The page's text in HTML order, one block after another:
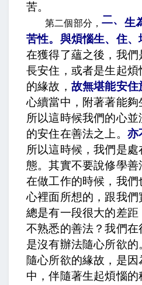
苦。
第二個部分，二、 生
苦性。與煩惱生、住、
在獲得了蘊之後，我
長安住，或者是生起
的緣故， 故無堪能安住
心續當中，附著著能夠
所以這時候我們的心
的安住在善法之上。 亦
所以這時候，我們是
態。其實不要說修學善
在做工作的時候，我們
心裡面所想的，跟我們
總是有一段很大的差
不熟悉的善法？我們在
是沒有辦法隨心所欲
隨心所欲的緣故，是
中，伴隨著生起煩惱的